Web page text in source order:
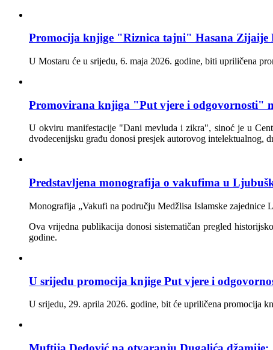
Promocija knjige "Riznica tajni" Hasana Zijaije
U Mostaru će u srijedu, 6. maja 2026. godine, biti upriličena
Promovirana knjiga "Put vjere i odgovornosti"
U okviru manifestacije "Dani mevluda i zikra", sinoć je u
dvodecenijsku građu donosi presjek autorovog intelektualnog,
Predstavljena monografija o vakufima u
Monografija „Vakufi na području Medžlisa Islamske zajednice
Ova vrijedna publikacija donosi sistematičan pregled
godine.
U srijedu promocija knjige Put vjere i
U srijedu, 29. aprila 2026. godine, bit će upriličena promocija